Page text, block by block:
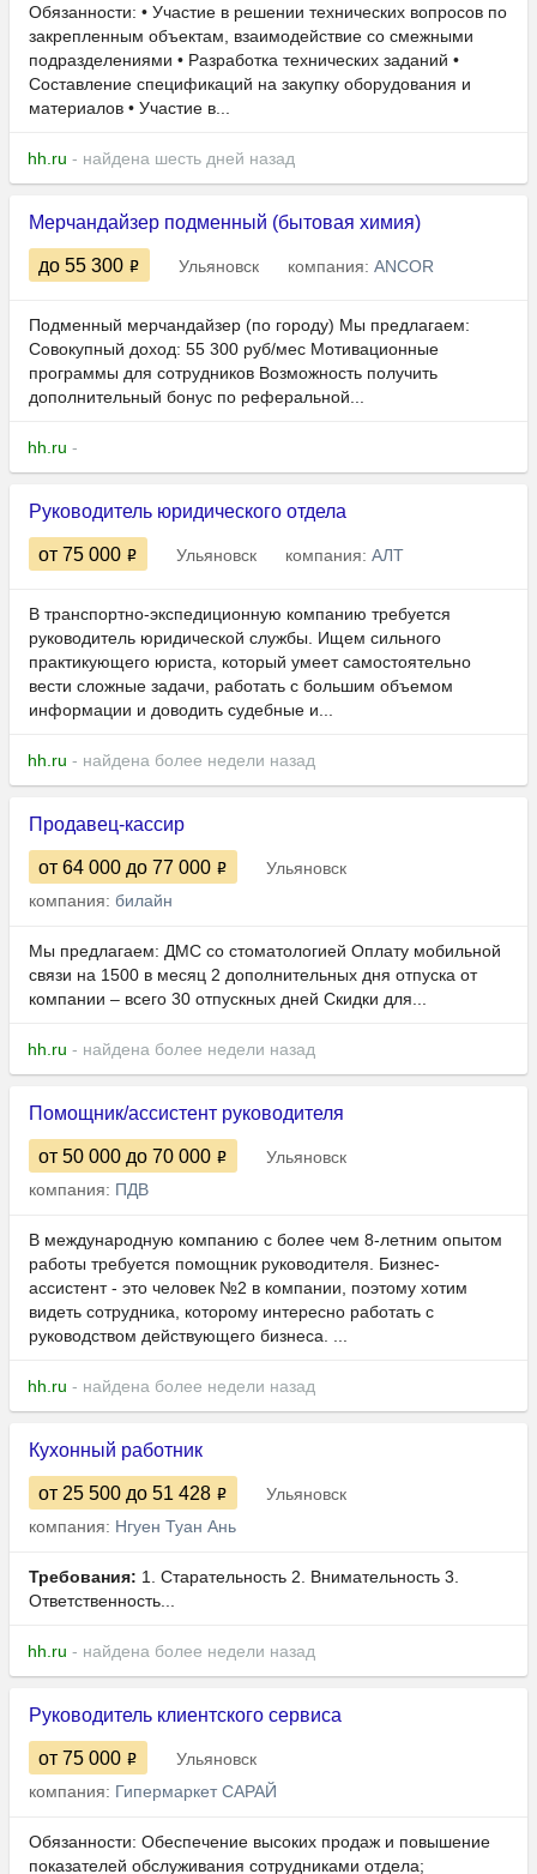
Обязанности: • Участие в решении технических вопросов по
закрепленным объектам, взаимодействие со смежными
подразделениями • Разработка технических заданий •
Составление спецификаций на закупку оборудования и
материалов • Участие в...
hh.ru - найдена шесть дней назад
Мерчандайзер подменный (бытовая химия)
до 55 300 Ульяновск компания: ANCOR
Подменный мерчандайзер (по городу) Мы предлагаем:
Совокупный доход: 55 300 руб/мес Мотивационные
программы для сотрудников Возможность получить
дополнительный бонус по реферальной...
hh.ru -
Руководитель юридического отдела
от 75 000 Ульяновск компания: АЛТ
В транспортно-экспедиционную компанию требуется
руководитель юридической службы. Ищем сильного
практикующего юриста, который умеет самостоятельно
вести сложные задачи, работать с большим объемом
информации и доводить судебные и...
hh.ru - найдена более недели назад
Продавец-кассир
от 64 000 до 77 000
Ульяновск
компания: билайн
Мы предлагаем: ДМС со стоматологией Оплату мобильной
связи на 1500 в месяц 2 дополнительных дня отпуска от
компании – всего 30 отпускных дней Скидки для...
hh.ru - найдена более недели назад
Помощник/ассистент руководителя
от 50 000 до 70 000
Ульяновск
компания: ПДВ
В международную компанию с более чем 8-летним опытом
работы требуется помощник руководителя. Бизнес-
ассистент - это человек №2 в компании, поэтому хотим
видеть сотрудника, которому интересно работать с
руководством действующего бизнеса. ...
hh.ru - найдена более недели назад
Кухонный работник
от 25 500 до 51 428
Ульяновск
компания: Нгуен Туан Ань
Требования: 1. Старательность 2. Внимательность 3.
Ответственность...
hh.ru - найдена более недели назад
Руководитель клиентского сервиса
от 75 000
Ульяновск
компания: Гипермаркет САРАЙ
Обязанности: Обеспечение высоких продаж и повышение
показателей обслуживания сотрудниками отдела;